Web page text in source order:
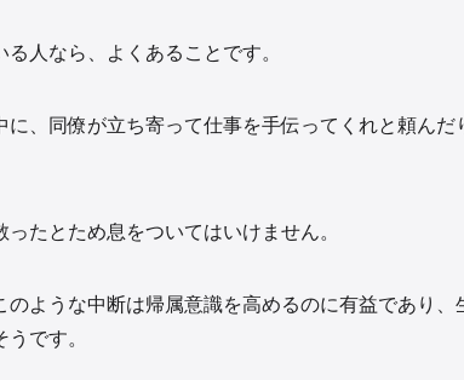
人なら、よくあることです。
に、同僚が立ち寄って仕事を手伝ってくれと頼ん
たとため息をついてはいけません。
のような中断は帰属意識を高めるのに有益であり
です。